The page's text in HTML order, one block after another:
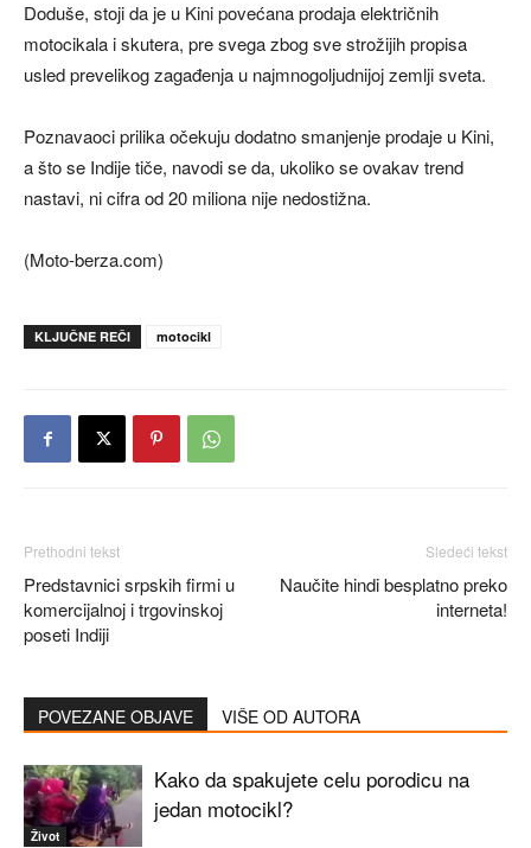
Doduše, stoji da je u Kini povećana prodaja električnih
motocikala i skutera, pre svega zbog sve strožijih propisa
usled prevelikog zagađenja u najmnogoljudnijoj zemlji sveta.
Poznavaoci prilika očekuju dodatno smanjenje prodaje u Kini,
a što se Indije tiče, navodi se da, ukoliko se ovakav trend
nastavi, ni cifra od 20 miliona nije nedostižna.
(Moto-berza.com)
KLJUČNE REČI motocikl
Prethodni tekst
Predstavnici srpskih firmi u
komercijalnoj i trgovinskoj
poseti Indiji
Sledeći tekst
Naučite hindi besplatno preko
interneta!
POVEZANE OBJAVE VIŠE OD AUTORA
Život
Kako da spakujete celu porodicu na
jedan motocikl?